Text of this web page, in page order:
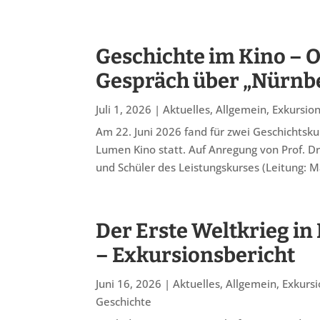
Geschichte im Kino –
Gespräch über
Juli 1, 2026 |Aktuelles,Allgemein,
Am 22. Juni 2026 fand für zwei
Lumen Kino statt. Auf Anregung von Prof.
und Schüler des Leistungskurses (Leitung:
Der Erste Weltkrieg in
– Exkursionsbericht
Juni 16, 2026 |Aktuelles,Allgemein,
Geschichte